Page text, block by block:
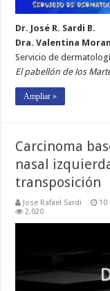
Dr. José R. Sardi B.
Dra. Valentina
Servicio de
El pabellón de los
Ampliar »
Carcinoma
nasal
transposición
Jose Rafael Sardi 10
2,020